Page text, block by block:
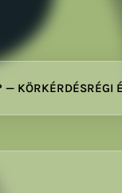
— KÖRKÉRDÉSRÉGI